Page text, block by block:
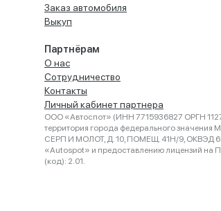
Заказ автомобиля
Выкуп
Партнёрам
О нас
Сотрудничество
Контакты
Личный кабинет партнера
ООО «Автоспот» (ИНН 7715936827 ОРГН
территория города федерального
СЕРП И МОЛОТ, Д. 10, ПОМЕЩ. 41Н/9, ОКВЭД
«Autospot» и предоставлению лицензий на
(код): 2.01.